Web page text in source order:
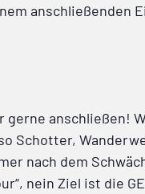
anschließenden
gerne anschließen!
Schotter,
nach dem
nein Ziel ist die